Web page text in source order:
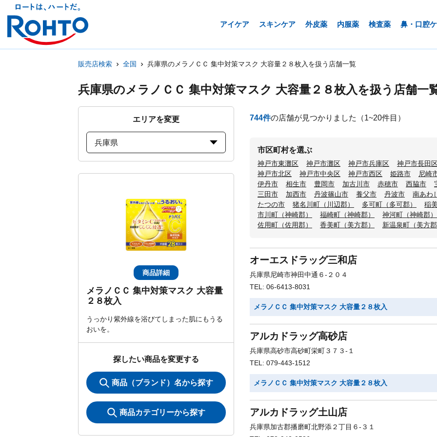
アイケア スキンケア 外皮薬 内服薬 検査薬 鼻・口腔
販売店検索 全国 兵庫県のメラノＣＣ 集中対策マスク 大容量２８枚入を扱う店舗一覧
兵庫県のメラノＣＣ 集中対策マスク 大容量２８枚入を扱う店舗一
エリアを変更
兵庫県
商品詳細
メラノＣＣ 集中対策マスク 大容量
２８枚入
うっかり紫外線を浴びてしまった肌にもうる
おいを。
探したい商品を変更する
商品（ブランド）名から探す
商品カテゴリーから探す
744件の店舗が見つかりました （1~20件目）
市区町村を選ぶ
神戸市東灘区 神戸市灘区 神戸市兵庫区
神戸市長田
神戸市北区
神戸市中央区 神戸市西区 姫路市
尼崎
伊丹市
相生市 豊岡市 加古川市 赤穂市 西脇市
三田市
加西市 丹波篠山市 養父市 丹波市
南あわ
たつの市
猪名川町（川辺郡） 多可町（多可郡）
稲
市川町（神崎郡）
福崎町（神崎郡）
神河町（神崎郡）
佐用町（佐用郡）
香美町（美方郡） 新温泉町（美方
オーエスドラッグ三和店
兵庫県尼崎市神田中通６-２０４
TEL: 06-6413-8031
メラノＣＣ 集中対策マスク 大容量２８枚入
アルカドラッグ高砂店
兵庫県高砂市高砂町栄町３７３-１
TEL: 079-443-1512
メラノＣＣ 集中対策マスク 大容量２８枚入
アルカドラッグ土山店
兵庫県加古郡播磨町北野添２丁目６-３１